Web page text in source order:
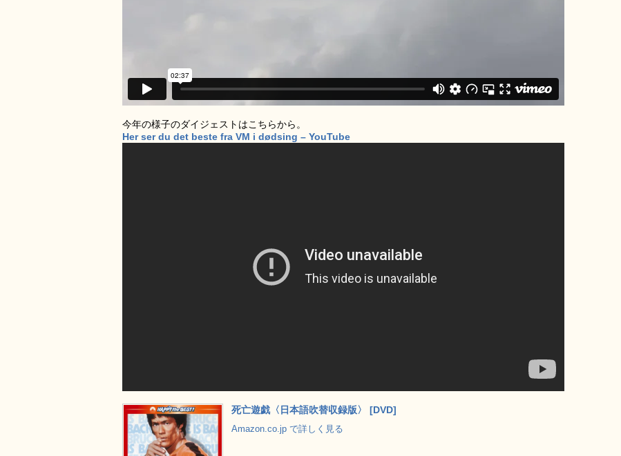
今年の様子のダイジェストはこちらから。
Her ser du det beste fra VM i dødsing – YouTube
死亡遊戯〈日本語吹替収録版〉 [DVD]
Amazon.co.jp で詳しく見る